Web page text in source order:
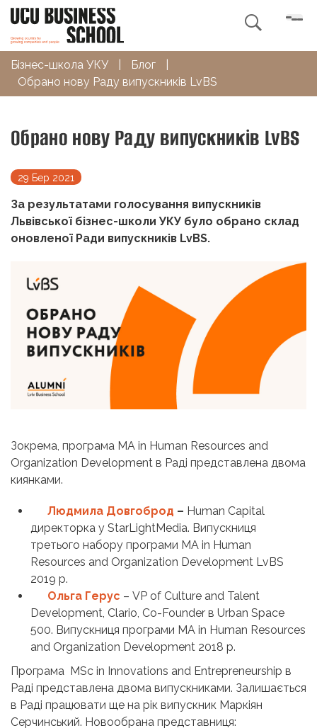

Бізнес-школа УКУ Блог
Обрано нову Раду випускників LvBS
Обрано нову Раду випускників LvBS
29 Бер 2021
За результатами голосування випускників
Львівської бізнес-школи УКУ було обрано склад
оновленої Ради випускників LvBS.
Зокрема, програма MA in Human Resources and
Organization Development в Раді представлена двома
киянками.
Людмила Довгоброд – Human Capital
директорка у StarLightMedia. Випускниця
третього набору програми MA in Human
Resources and Organization Development LvBS
2019 р.
Ольга Герус – VP of Culture and Talent
Development, Clario, Co-Founder в Urban Space
500. Випускниця програми MA in Human Resources
and Organization Development 2018 р.
Програма MSc in Innovations and Entrepreneurship в
Раді представлена двома випускниками. Залишається
в Раді працювати ще на рік випускник Маркіян
Серчинський. Новообрана представниця: